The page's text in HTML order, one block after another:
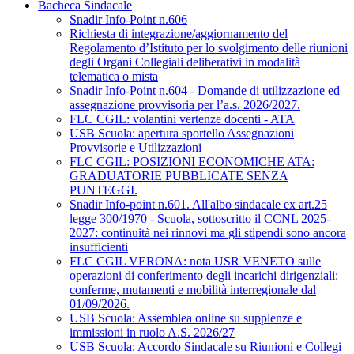
Bacheca Sindacale
Snadir Info-Point n.606
Richiesta di integrazione/aggiornamento del
Regolamento d’Istituto per lo svolgimento delle riunioni
degli Organi Collegiali deliberativi in modalità
telematica o mista
Snadir Info-Point n.604 - Domande di utilizzazione ed
assegnazione provvisoria per l’a.s. 2026/2027.
FLC CGIL: volantini vertenze docenti - ATA
USB Scuola: apertura sportello Assegnazioni
Provvisorie e Utilizzazioni
FLC CGIL: POSIZIONI ECONOMICHE ATA:
GRADUATORIE PUBBLICATE SENZA
PUNTEGGI.
Snadir Info-point n.601. All'albo sindacale ex art.25
legge 300/1970 - Scuola, sottoscritto il CCNL 2025-
2027: continuità nei rinnovi ma gli stipendi sono ancora
insufficienti
FLC CGIL VERONA: nota USR VENETO sulle
operazioni di conferimento degli incarichi dirigenziali:
conferme, mutamenti e mobilità interregionale dal
01/09/2026.
USB Scuola: Assemblea online su supplenze e
immissioni in ruolo A.S. 2026/27
USB Scuola: Accordo Sindacale su Riunioni e Collegi